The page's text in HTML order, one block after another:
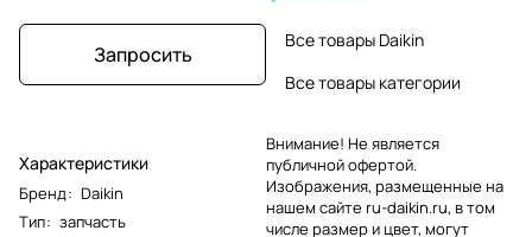
Запросить
Характеристики
Бренд: Daikin
Тип: запчасть
Все товары Daikin
Все товары категории
Внимание! Не является
публичной офертой.
Изображения, размещенные на
нашем сайте ru-daikin.ru, в том
числе размер и цвет, могут